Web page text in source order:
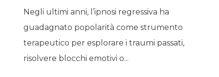
Negli ultimi anni, l’ipnosi regressiva ha
guadagnato popolarità come strumento
terapeutico per esplorare i traumi passati,
risolvere blocchi emotivi o...